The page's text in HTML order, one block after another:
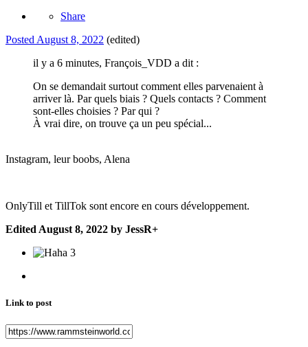
Share
Posted August 8, 2022 (edited)
il y a 6 minutes, François_VDD a dit :
On se demandait surtout comment elles parvenaient à
arriver là. Par quels biais ? Quels contacts ? Comment
sont-elles choisies ? Par qui ?
À vrai dire, on trouve ça un peu spécial...
Instagram, leur boobs, Alena
OnlyTill et TillTok sont encore en cours développement.
Edited August 8, 2022 by JessR+
3
Link to post